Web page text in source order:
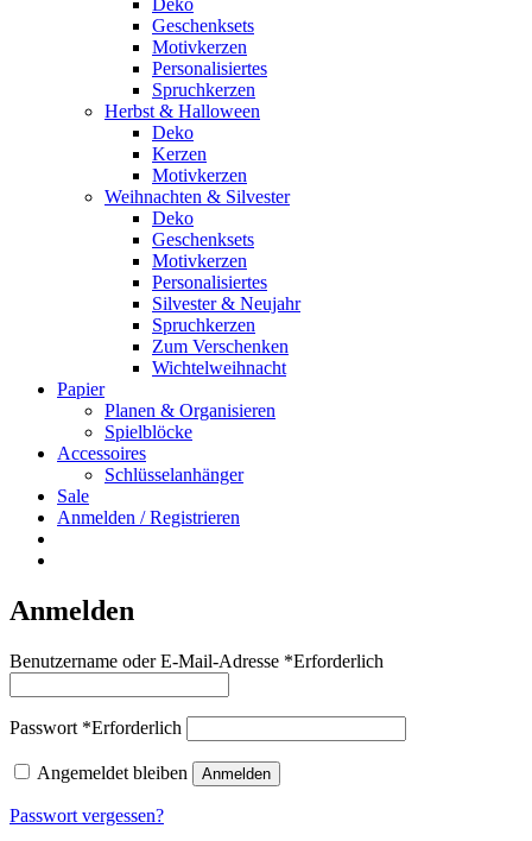
Deko
Geschenksets
Motivkerzen
Personalisiertes
Spruchkerzen
Herbst & Halloween
Deko
Kerzen
Motivkerzen
Weihnachten & Silvester
Deko
Geschenksets
Motivkerzen
Personalisiertes
Silvester & Neujahr
Spruchkerzen
Zum Verschenken
Wichtelweihnacht
Papier
Planen & Organisieren
Spielblöcke
Accessoires
Schlüsselanhänger
Sale
Anmelden / Registrieren
Anmelden
Benutzername oder E-Mail-Adresse *Erforderlich
Passwort *Erforderlich
Angemeldet bleiben Anmelden
Passwort vergessen?